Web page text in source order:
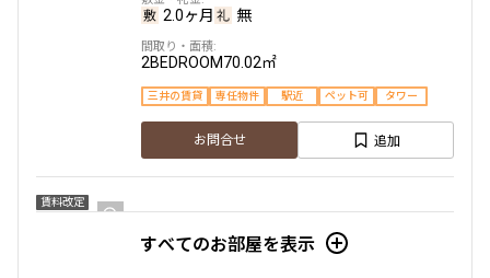
2.0ヶ月 無
2BEDROOM70.02㎡
三井の賃貸 専任物件 駅近 ペット可 タワー
お問合せ 追加
賃料改定
6階６０６
すべてのお部屋を表示